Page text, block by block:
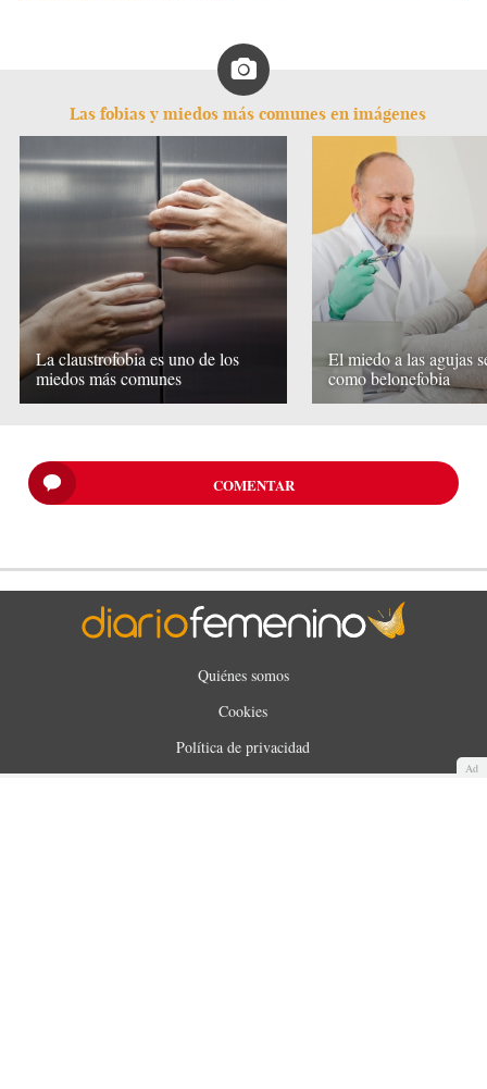
Las fobias y miedos más comunes en imágenes
La claustrofobia es uno de los
miedos más comunes
El miedo a las agujas
como belonefobia
COMENTAR
Ad
Quiénes somos
Cookies
Política de privacidad